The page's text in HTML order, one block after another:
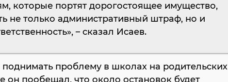
которые портят дорогостоящее имущество,
не только административный штраф, но и
– сказал Исаев.
проблему в школах на родительских
он пообещал, что около остановок будет